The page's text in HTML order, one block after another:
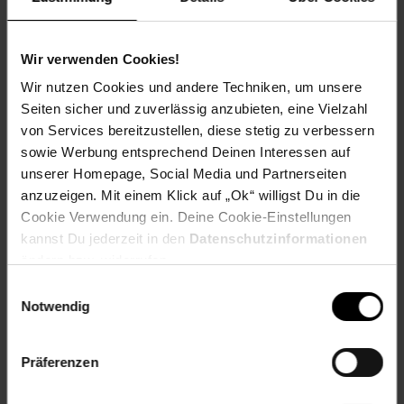
Wir verwenden Cookies!
Wir nutzen Cookies und andere Techniken, um unsere
Seiten sicher und zuverlässig anzubieten, eine Vielzahl
von Services bereitzustellen, diese stetig zu verbessern
sowie Werbung entsprechend Deinen Interessen auf
unserer Homepage, Social Media und Partnerseiten
anzuzeigen. Mit einem Klick auf „Ok“ willigst Du in die
Cookie Verwendung ein. Deine Cookie-Einstellungen
kannst Du jederzeit in den Datenschutzinformationen
Notwendig
Präferenzen
nur 134 Gramm – ideal für unterwegsVielfältige
für den persönlichen Gebrauch, Backup und Archivierung.
Ob für die Sicherung Ihrer Fotos beim Reisen, das Speichern
großer Musikbibliotheken oder den Schutz Ihrer
Arbeitsdateien – diese portable externe Festplatte ist stets
an Ihrer Seite und bietet eine einfache, schnelle und sichere
Lösung für Ihre Speicheranforderungen.Entdecken Sie eine
zuverlässige, stilvolle und praktische Speicheroption mit
derIntenso Memory Safe 1 TB– Ihre Daten in sicheren
Händen, überall und jederzeit.LieferumfangExterne
Festplatte, USB-Kabel, Kurzanleitung, Ashampoo Backup
Pro
EAN: 4034303037551